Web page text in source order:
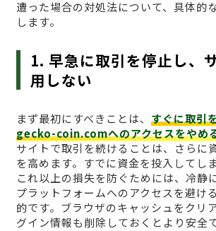
遭った場合の対処法について、具体的
します。
1. 早急に取引を停止し、
用しない
まず最初にすべきことは、 すぐに取引
gecko-coin.comへのアクセスをやめ
サイトで取引を続けることは、さらに
を高めます。すでに資金を投入してし
これ以上の損失を防ぐためには、冷静
プラットフォームへのアクセスを避け
的です。ブラウザのキャッシュをクリ
グイン情報も削除しておくとより安全で